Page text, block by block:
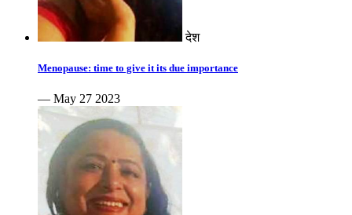
देश
Menopause: time to give it its due importance
— May 27 2023